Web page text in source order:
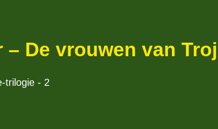
– De vrouwen van
trilogie - 2